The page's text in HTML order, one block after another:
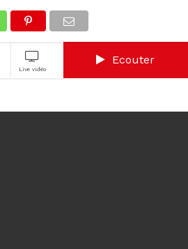
Live vidéo
Ecouter